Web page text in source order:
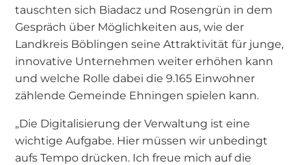
tauschten sich Biadacz und Rosengrün in dem
Gespräch über Möglichkeiten aus, wie der
Landkreis Böblingen seine Attraktivität für junge,
innovative Unternehmen weiter erhöhen kann
und welche Rolle dabei die 9.165 Einwohner
zählende Gemeinde Ehningen spielen kann.
„Die Digitalisierung der Verwaltung ist eine
wichtige Aufgabe. Hier müssen wir unbedingt
aufs Tempo drücken. Ich freue mich auf die